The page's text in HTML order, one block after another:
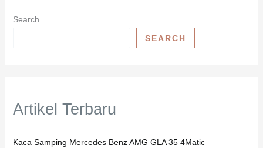
Search
SEARCH
Artikel Terbaru
Kaca Samping Mercedes Benz AMG GLA 35 4Matic